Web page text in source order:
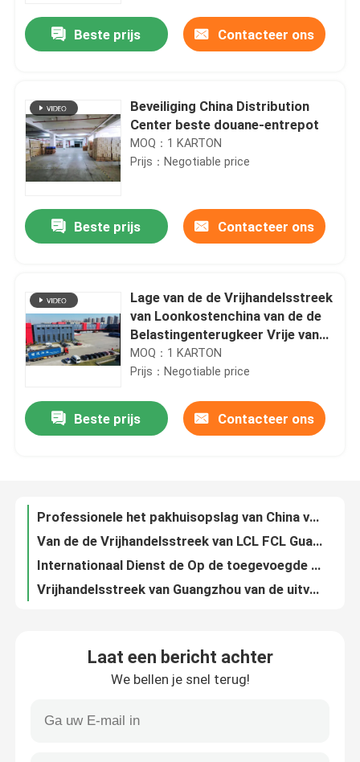
Thuis
Producten
Over ons
Neem contact met ons op
Nieuws
Vraag een offerte
Beste prijs Contacteer ons
Beveiliging China Distribution
Center beste douane-entrepot
MOQ：1 KARTON
Prijs：Negotiable price
Beste prijs Contacteer ons
Lage van de de Vrijhandelsstreek
van Loonkostenchina van de de
Belastingenterugkeer Vrije van
de de Goederenreparatie van de
Goederenshanghai de
MOQ：1 KARTON
Prijs：Negotiable price
Beste prijs Contacteer ons
Professionele het pakhuisopslag van China voor Internationale Handel
Lage kosten Guangzhou Free Trade Zone douane-entrepot voor LCL FCL-exportkortingen
Overzeese van de de Vrijhandelsstreek van tolguangzhou Landlucht Nul die verschepen
Het opslaan van de Ingevoerde Levering van de de Katoenen Chinese Vrijhandelsstreek van Guangzhou
Van de de Vrijhandelsstreek van ladingsguangzhou Diensten de Op de toegevoegde waarde
Laat een bericht achter
We bellen je snel terug!